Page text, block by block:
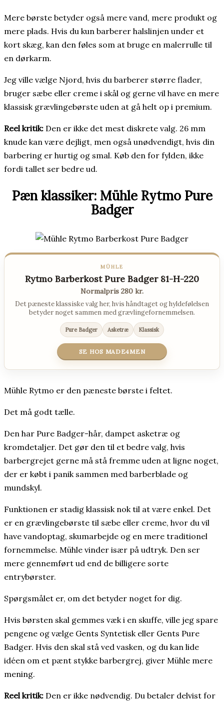
Mere børste betyder også mere vand, mere produkt og
mere plads. Hvis du kun barberer halslinjen under et
kort skæg, kan den føles som at bruge en malerrulle til
en dørkarm.
Jeg ville vælge Njord, hvis du barberer større flader,
bruger sæbe eller creme i skål og gerne vil have en mere
klassisk grævlingebørste uden at gå helt op i premium.
Reel kritik: Den er ikke det mest diskrete valg. 26 mm
knude kan være dejligt, men også unødvendigt, hvis din
barbering er hurtig og smal. Køb den for fylden, ikke
fordi tallet ser bedre ud.
Pæn klassiker: Mühle Rytmo Pure
Badger
MÜHLE
Rytmo Barberkost Pure Badger 81-H-220
Normalpris 280 kr.
Det pæneste klassiske valg her, hvis håndtaget og hyldefølelsen
betyder noget sammen med grævlingefornemmelsen.
Pure Badger Asketræ Klassisk
SE HOS MADE4MEN
Mühle Rytmo er den pæneste børste i feltet.
Det må godt tælle.
Den har Pure Badger-hår, dampet asketræ og
kromdetaljer. Det gør den til et bedre valg, hvis
barbergrejet gerne må stå fremme uden at ligne noget,
der er købt i panik sammen med barberblade og
mundskyl.
Funktionen er stadig klassisk nok til at være enkel. Det
er en grævlingebørste til sæbe eller creme, hvor du vil
have vandoptag, skumarbejde og en mere traditionel
fornemmelse. Mühle vinder især på udtryk. Den ser
mere gennemført ud end de billigere sorte
entrybørster.
Spørgsmålet er, om det betyder noget for dig.
Hvis børsten skal gemmes væk i en skuffe, ville jeg spare
pengene og vælge Gents Syntetisk eller Gents Pure
Badger. Hvis den skal stå ved vasken, og du kan lide
idéen om et pænt stykke barbergrej, giver Mühle mere
mening.
Reel kritik: Den er ikke nødvendig. Du betaler delvist for